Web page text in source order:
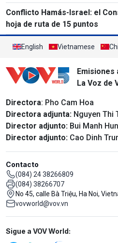
Conflicto Hamás-Israel: el
hoja de ruta de 15 puntos
English Vietnamese
Emisiones
La Voz de
Directora: Pho Cam Hoa
Directora adjunta: Nguyen Thi
Director adjunto: Bui Manh
Director adjunto: Cao Dinh
Contacto
(084) 24 38266809
(084) 38266707
No 45, calle Bà Triệu, Ha Noi,
vovworld@vov.vn
Mạng xã hội
Sigue a VOV World: